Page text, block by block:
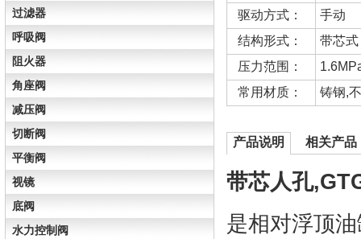
过滤器
呼吸阀
阻火器
角座阀
减压阀
切断阀
平衡阀
视镜
底阀
水力控制阀
驱动方式：
手动
结构形式：
带芯式
压力范围：
常用材质：
铸钢,
产品说明 相关产品
带芯人孔
是相对浮顶